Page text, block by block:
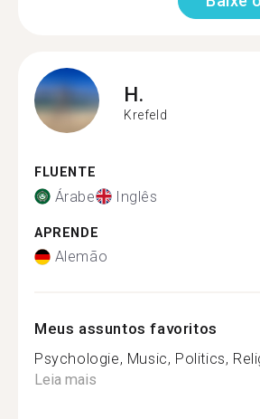
H.
Krefeld
FLUENTE
Árabe Inglês
APRENDE
Alemão
Meus assuntos favoritos
Psychologie, Music, Politics,
Leia mais